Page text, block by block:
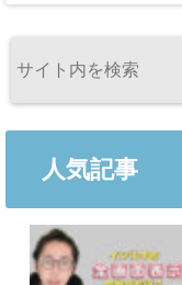
人気記事